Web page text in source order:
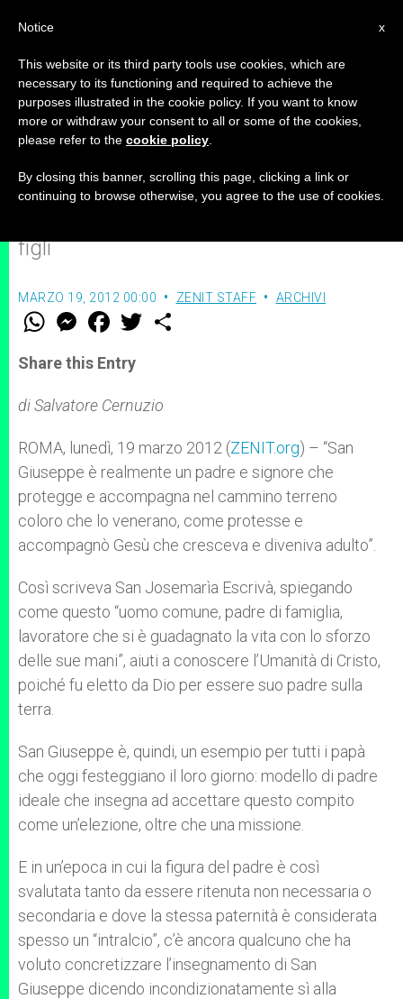
Un padre di famiglia è un
collaboratore di Dio
figli
MARZO 19, 2012 00:00 ZENIT STAFF ARCHIVI
W
t
s
p
p
M
e
s
e
g
e
F
a
e
b
o
k
w
r
Share this Entry
di Salvatore Cernuzio
ROMA, lunedì, 19 marzo 2012 (ZENIT.org) – “San
Giuseppe è realmente un padre e signore che
protegge e accompagna nel cammino terreno
coloro che lo venerano, come protesse e
accompagnò Gesù che cresceva e diveniva adulto”.
Così scriveva San Josemarìa Escrivà, spiegando
come questo “uomo comune, padre di famiglia,
lavoratore che si è guadagnato la vita con lo sforzo
delle sue mani”, aiuti a conoscere l’Umanità di Cristo,
poiché fu eletto da Dio per essere suo padre sulla
terra.
San Giuseppe è, quindi, un esempio per tutti i papà
che oggi festeggiano il loro giorno: modello di padre
ideale che insegna ad accettare questo compito
come un’elezione, oltre che una missione.
E in un’epoca in cui la figura del padre è così
svalutata tanto da essere ritenuta non necessaria o
secondaria e dove la stessa paternità è considerata
spesso un “intralcio”, c’è ancora qualcuno che ha
voluto concretizzare l’insegnamento di San
Giuseppe dicendo incondizionatamente sì alla
x
Notice
This website or its third party tools use cookies, which are
necessary to its functioning and required to achieve the
purposes illustrated in the cookie policy. If you want to know
more or withdraw your consent to all or some of the cookies,
please refer to the cookie policy
By closing this banner, scrolling this page, clicking a link or
continuing to browse otherwise, you agree to the use of cookies.